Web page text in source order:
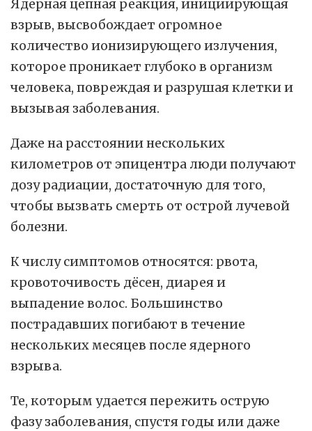
Ядерная цепная реакция, инициирующая
взрыв, высвобождает огромное
количество ионизирующего излучения,
которое проникает глубоко в организм
человека, повреждая и разрушая клетки и
вызывая заболевания.
Даже на расстоянии нескольких
километров от эпицентра люди получают
дозу радиации, достаточную для того,
чтобы вызвать смерть от острой лучевой
болезни.
К числу симптомов относятся: рвота,
кровоточивость дёсен, диарея и
выпадение волос. Большинство
пострадавших погибают в течение
нескольких месяцев после ядерного
взрыва.
Те, которым удается пережить острую
фазу заболевания, спустя годы или даже